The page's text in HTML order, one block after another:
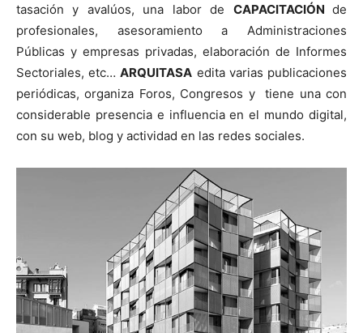
tasación y avalúos, una labor de CAPACITACIÓNde
profesionales, asesoramiento a Administraciones
Públicas y empresas privadas, elaboración de Informes
Sectoriales, etc…ARQUITASA edita varias publicaciones
periódicas, organiza Foros, Congresos y tiene una con
considerable presencia e influencia en el mundo digital,
con su web, blog y actividad en las redes sociales.